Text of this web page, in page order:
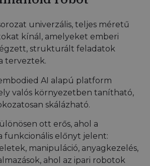
univerzális, teljes méretű
kínál, amelyeket emberi
strukturált feladatok
terveztek.
AI alapú platform
valós környezetben tanítható,
skálázható.
ott erős, ahol a
funkcionális előnyt jelent:
manipuláció, anyagkezelés,
ahol az ipari robotok